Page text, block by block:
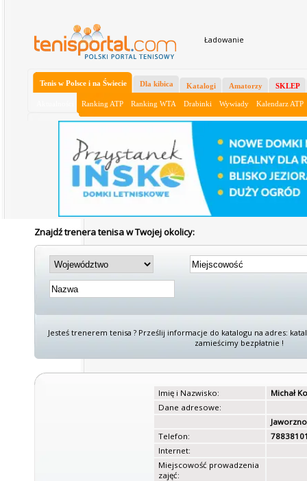
Ładowanie
Tenis w Polsce i na Świecie
Ranking ATP Ranking WTA Drabinki Wywiady Kalendarz ATP
Dla kibica Katalogi Amatorzy SKLEP
Znajdź trenera tenisa w Twojej okolicy:
Jesteś trenerem tenisa ? Prześlij informacje do katalogu na adres:
zamieścimy bezpłatnie !
Imię i Nazwisko:
Michał
Dane adresowe:
Jaworzno
Telefon:
Internet:
Miejscowość prowadzenia
zajęć: